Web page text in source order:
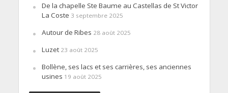
De la chapelle Ste Baume au Castellas de St Victor
La Coste 3 septembre 2025
Autour de Ribes 28 août 2025
Luzet 23 août 2025
Bollène, ses lacs et ses carrières, ses anciennes
usines 19 août 2025